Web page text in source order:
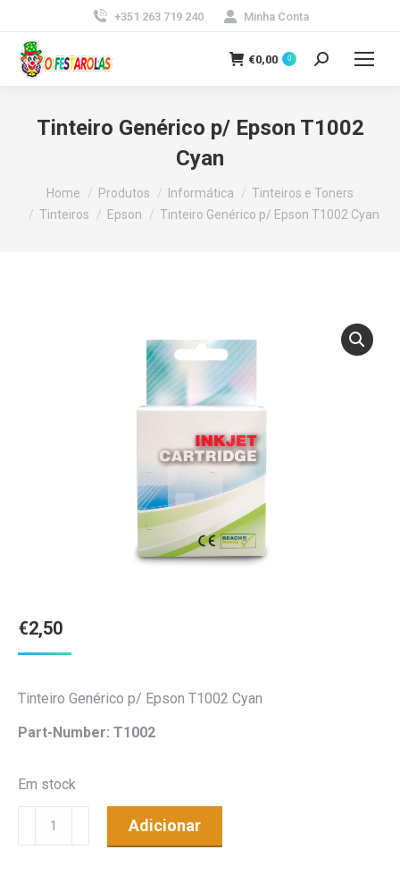
+351 263 719 240 Minha Conta
€0,00 0 Search:
Tinteiro Genérico p/ Epson T1002
Cyan
You are here:
Home Produtos Informática
Tinteiros e Toners
Tinteiros
Epson Tinteiro Genérico p/ Epson T1002 Cyan
€2,50
Tinteiro Genérico p/ Epson T1002 Cyan
Part-Number: T1002
Em stock
Quantidade
Adicionar